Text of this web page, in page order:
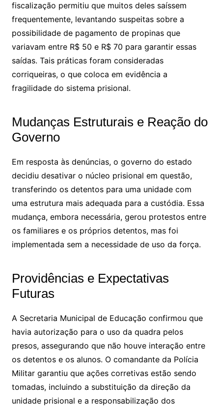
fiscalização permitiu que muitos deles saíssem
frequentemente, levantando suspeitas sobre a
possibilidade de pagamento de propinas que
variavam entre R$ 50 e R$ 70 para garantir essas
saídas. Tais práticas foram consideradas
corriqueiras, o que coloca em evidência a
fragilidade do sistema prisional.
Mudanças Estruturais e Reação do
Governo
Em resposta às denúncias, o governo do estado
decidiu desativar o núcleo prisional em questão,
transferindo os detentos para uma unidade com
uma estrutura mais adequada para a custódia. Essa
mudança, embora necessária, gerou protestos entre
os familiares e os próprios detentos, mas foi
implementada sem a necessidade de uso da força.
Providências e Expectativas
Futuras
A Secretaria Municipal de Educação confirmou que
havia autorização para o uso da quadra pelos
presos, assegurando que não houve interação entre
os detentos e os alunos. O comandante da Polícia
Militar garantiu que ações corretivas estão sendo
tomadas, incluindo a substituição da direção da
unidade prisional e a responsabilização dos